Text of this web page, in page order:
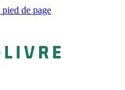
pied de page